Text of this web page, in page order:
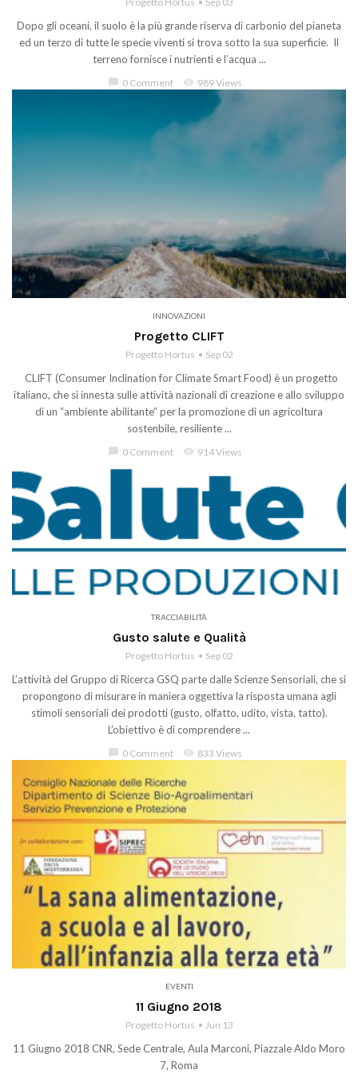
Dopo gli oceani, il suolo è la più grande riserva di carbonio del pianeta
ed un terzo di tutte le specie viventi si trova sotto la sua superficie. Il
terreno fornisce i nutrienti e l’acqua ...
chat_bubble 0 Comment visibility 989 Views
INNOVAZIONI
Progetto CLIFT
Progetto Hortus Sep 02
CLIFT (Consumer Inclination for Climate Smart Food) è un progetto
italiano, che si innesta sulle attività nazionali di creazione e allo sviluppo
di un “ambiente abilitante” per la promozione di un agricoltura
sostenbile, resiliente ...
chat_bubble 0 Comment visibility 914 Views
TRACCIABILITÀ
Gusto salute e Qualità
Progetto Hortus Sep 02
L’attività del Gruppo di Ricerca GSQ parte dalle Scienze Sensoriali, che si
propongono di misurare in maniera oggettiva la risposta umana agli
stimoli sensoriali dei prodotti (gusto, olfatto, udito, vista, tatto).
L’obiettivo è di comprendere ...
0 Comment visibility 833 Views
EVENTI
11 Giugno 2018
Progetto Hortus Jun 13
11 Giugno 2018 CNR, Sede Centrale, Aula Marconi, Piazzale Aldo Moro
7, Roma